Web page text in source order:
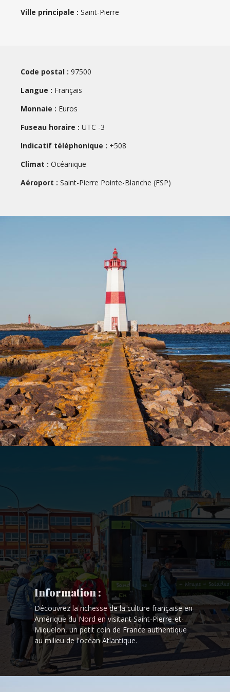
Ville principale : Saint-Pierre
Code postal : 97500
Langue : Français
Monnaie : Euros
Fuseau horaire : UTC -3
Indicatif téléphonique : +508
Climat : Océanique
Aéroport : Saint-Pierre Pointe-Blanche (FSP)
Information :
Découvrez la richesse de la culture française en
Amérique du Nord en visitant Saint-Pierre-et-
Miquelon, un petit coin de France authentique
au milieu de l'océan Atlantique.